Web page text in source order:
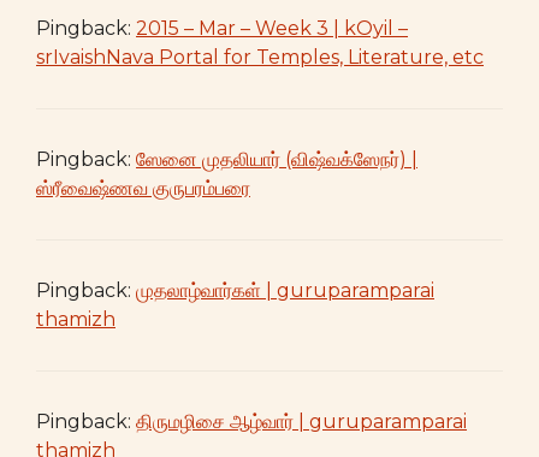
Pingback: 2015 – Mar – Week 3 | kOyil –
srIvaishNava Portal for Temples, Literature, etc
Pingback: ஸேனை முதலியார் (விஷ்வக்ஸேநர்) |
ஸ்ரீவைஷ்ணவ குருபரம்பரை
Pingback: முதலாழ்வார்கள் | guruparamparai
thamizh
Pingback: திருமழிசை ஆழ்வார் | guruparamparai
thamizh